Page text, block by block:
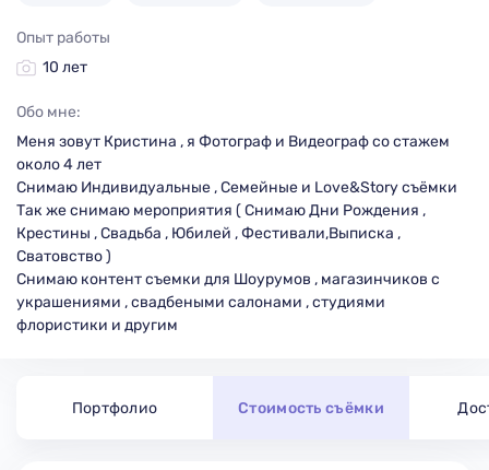
Обо мне:
Меня зовут Кристина , я Фотограф и Видеограф со стажем
около 4 лет
Снимаю Индивидуальные , Семейные и Love&Story съёмки
Так же снимаю мероприятия ( Снимаю Дни Рождения ,
Крестины , Свадьба , Юбилей , Фестивали,Выписка ,
Сватовство )
Снимаю контент съемки для Шоурумов , магазинчиков с
украшениями , свадбеными салонами , студиями
флористики и другим
Опыт работы
10 лет
Портфолио Стоимость съёмки